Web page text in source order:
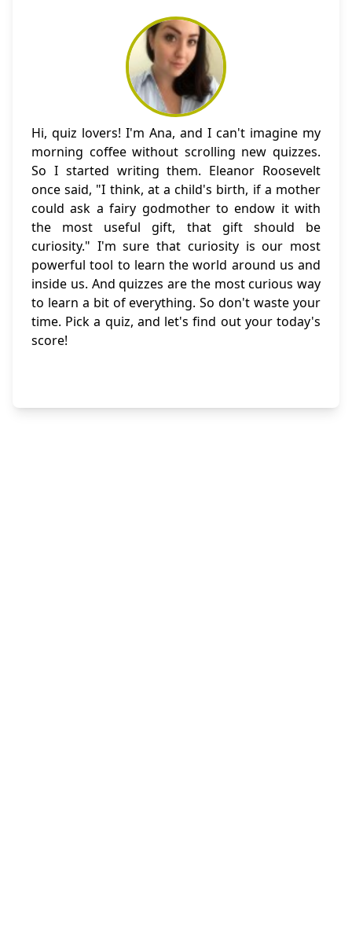
Hi, quiz lovers! I'm Ana, and I can't imagine my
morning coffee without scrolling new quizzes.
So I started writing them. Eleanor Roosevelt
once said, "I think, at a child's birth, if a mother
could ask a fairy godmother to endow it with
the most useful gift, that gift should be
curiosity." I'm sure that curiosity is our most
powerful tool to learn the world around us and
inside us. And quizzes are the most curious way
to learn a bit of everything. So don't waste your
time. Pick a quiz, and let's find out your today's
score!